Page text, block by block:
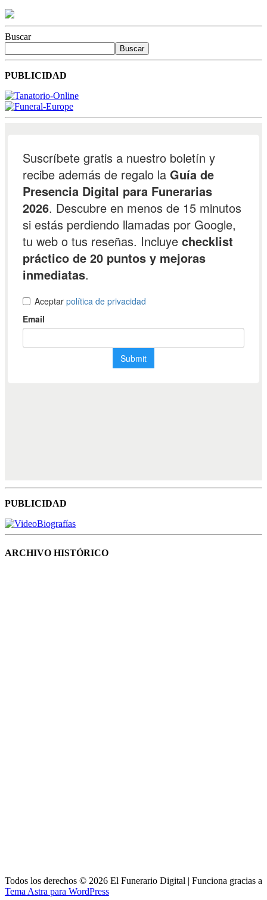
Buscar
Buscar
PUBLICIDAD
PUBLICIDAD
ARCHIVO HISTÓRICO
Todos los derechos © 2026 El Funerario Digital | Funciona gracias a
Tema Astra para WordPress